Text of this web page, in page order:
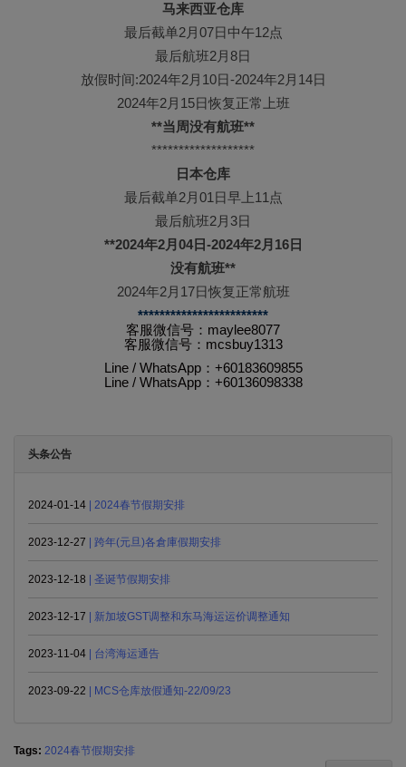
马来西亚仓库
最后截单2月07日中午12点
最后航班2月8日
放假时间:2024年2月10日-2024年2月14日
2024年2月15日恢复正常上班
**当周没有航班**
*******************
日本仓库
最后截单2月01日早上11点
最后航班2月3日
**2024年2月04日-2024年2月16日
没有航班**
2024年2月17日恢复正常航班
************************
客服微信号：maylee8077
客服微信号：mcsbuy1313
Line / WhatsApp：+60183609855
Line / WhatsApp：+60136098338
头条公告
2024-01-14 | 2024春节假期安排
2023-12-27 | 跨年(元旦)各倉庫假期安排
2023-12-18 | 圣诞节假期安排
2023-12-17 | 新加坡GST调整和东马海运运价调整通知
2023-11-04 | 台湾海运通告
2023-09-22 | MCS仓库放假通知-22/09/23
Tags: 2024春节假期安排